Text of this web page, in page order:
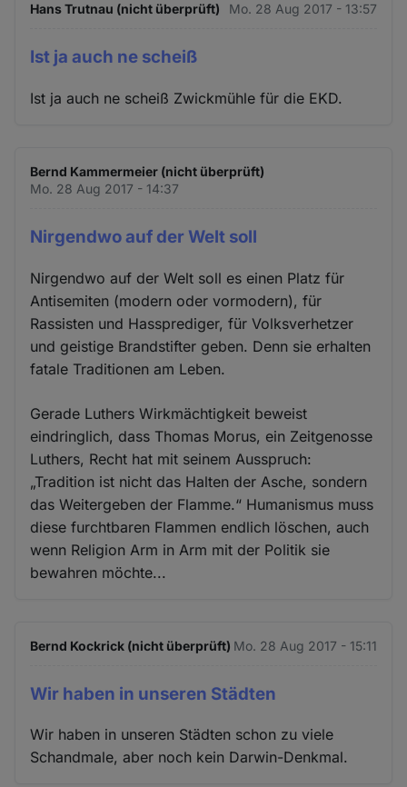
Hans Trutnau (nicht überprüft) Mo. 28 Aug 2017 - 13:57
Ist ja auch ne scheiß
Ist ja auch ne scheiß Zwickmühle für die EKD.
Bernd Kammermeier (nicht überprüft)
Mo. 28 Aug 2017 - 14:37
Nirgendwo auf der Welt soll
Nirgendwo auf der Welt soll es einen Platz für
Antisemiten (modern oder vormodern), für
Rassisten und Hassprediger, für Volksverhetzer
und geistige Brandstifter geben. Denn sie erhalten
fatale Traditionen am Leben.
Gerade Luthers Wirkmächtigkeit beweist
eindringlich, dass Thomas Morus, ein Zeitgenosse
Luthers, Recht hat mit seinem Ausspruch:
„Tradition ist nicht das Halten der Asche, sondern
das Weitergeben der Flamme.“ Humanismus muss
diese furchtbaren Flammen endlich löschen, auch
wenn Religion Arm in Arm mit der Politik sie
bewahren möchte...
Bernd Kockrick (nicht überprüft) Mo. 28 Aug 2017 - 15:11
Wir haben in unseren Städten
Wir haben in unseren Städten schon zu viele
Schandmale, aber noch kein Darwin-Denkmal.